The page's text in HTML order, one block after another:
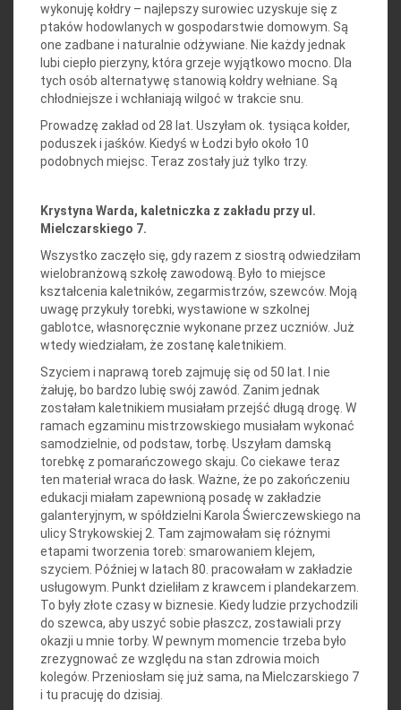
wykonuję kołdry – najlepszy surowiec uzyskuje się z
ptaków hodowlanych w gospodarstwie domowym. Są
one zadbane i naturalnie odżywiane. Nie każdy jednak
lubi ciepło pierzyny, która grzeje wyjątkowo mocno. Dla
tych osób alternatywę stanowią kołdry wełniane. Są
chłodniejsze i wchłaniają wilgoć w trakcie snu.
Prowadzę zakład od 28 lat. Uszyłam ok. tysiąca kołder,
poduszek i jaśków. Kiedyś w Łodzi było około 10
podobnych miejsc. Teraz zostały już tylko trzy.
Krystyna Warda, kaletniczka z zakładu przy ul.
Mielczarskiego 7.
Wszystko zaczęło się, gdy razem z siostrą odwiedziłam
wielobranżową szkołę zawodową. Było to miejsce
kształcenia kaletników, zegarmistrzów, szewców. Moją
uwagę przykuły torebki, wystawione w szkolnej
gablotce, własnoręcznie wykonane przez uczniów. Już
wtedy wiedziałam, że zostanę kaletnikiem.
Szyciem i naprawą toreb zajmuję się od 50 lat. I nie
żałuję, bo bardzo lubię swój zawód. Zanim jednak
zostałam kaletnikiem musiałam przejść długą drogę. W
ramach egzaminu mistrzowskiego musiałam wykonać
samodzielnie, od podstaw, torbę. Uszyłam damską
torebkę z pomarańczowego skaju. Co ciekawe teraz
ten materiał wraca do łask. Ważne, że po zakończeniu
edukacji miałam zapewnioną posadę w zakładzie
galanteryjnym, w spółdzielni Karola Świerczewskiego na
ulicy Strykowskiej 2. Tam zajmowałam się różnymi
etapami tworzenia toreb: smarowaniem klejem,
szyciem. Później w latach 80. pracowałam w zakładzie
usługowym. Punkt dzieliłam z krawcem i plandekarzem.
To były złote czasy w biznesie. Kiedy ludzie przychodzili
do szewca, aby uszyć sobie płaszcz, zostawiali przy
okazji u mnie torby. W pewnym momencie trzeba było
zrezygnować ze względu na stan zdrowia moich
kolegów. Przeniosłam się już sama, na Mielczarskiego 7
i tu pracuję do dzisiaj.